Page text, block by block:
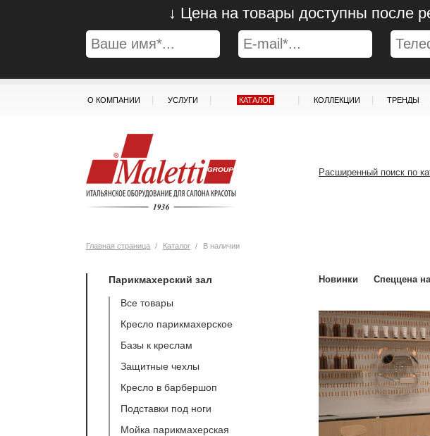
↓ Цена на товары доступны после
О КОМПАНИИ УСЛУГИ КАТАЛОГ КОЛЛЕКЦИИ ТРЕНДЫ
Расширенный поиск по
Главная страница / Каталог / В наличии
Парикмахерский зал
Все товары
Кресло парикмахерское
Базы к креслам
Защитные чехлы
Кресло в барбершоп
Подставки под ноги
Мойка парикмахерская
Новинки Спеццена